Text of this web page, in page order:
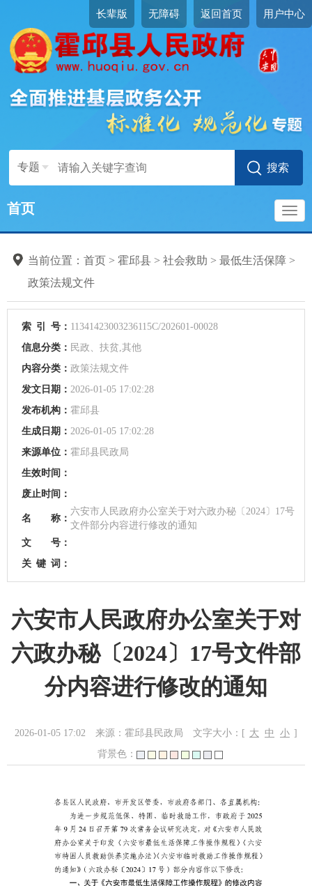
长辈版 无障碍 返回首页 用户中心
专题
首页
当前位置： 首页 > 霍邱县 > 社会救助 > 最低生活保障 >
政策法规文件
索 引 号： 11341423003236115C/202601-00028
信息分类： 民政、扶贫,其他
内容分类： 政策法规文件
发文日期： 2026-01-05 17:02:28
发布机构： 霍邱县
生成日期： 2026-01-05 17:02:28
来源单位： 霍邱县民政局
生效时间：
废止时间：
名 称：
六安市人民政府办公室关于对六政办秘〔2024〕17号
文件部分内容进行修改的通知
文 号：
关 键 词：
六安市人民政府办公室关于对
六政办秘〔2024〕17号文件部
分内容进行修改的通知
2026-01-05 17:02 来源：霍邱县民政局 文字大小：[ 大 中 小 ]
背景色：